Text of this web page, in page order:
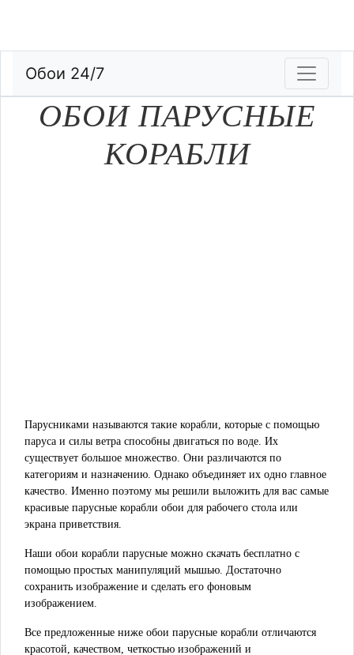
Обои 24/7
ОБОИ ПАРУСНЫЕ
КОРАБЛИ
Парусниками называются такие корабли, которые с помощью
паруса и силы ветра способны двигаться по воде. Их
существует большое множество. Они различаются по
категориям и назначению. Однако объединяет их одно главное
качество. Именно поэтому мы решили выложить для вас самые
красивые парусные корабли обои для рабочего стола или
экрана приветствия.
Наши обои корабли парусные можно скачать бесплатно с
помощью простых манипуляций мышью. Достаточно
сохранить изображение и сделать его фоновым
изображением.
Все предложенные ниже обои парусные корабли отличаются
красотой, качеством, четкостью изображений и